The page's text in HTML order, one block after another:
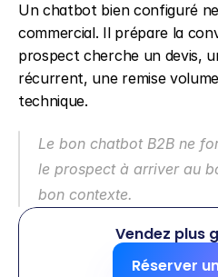
Un chatbot bien configuré
commercial. Il prépare la
prospect cherche un devis,
récurrent, une remise
technique.
Le bon chatbot B2B ne
le prospect à arriver au
bon contexte.
Vendez plus
Réserver